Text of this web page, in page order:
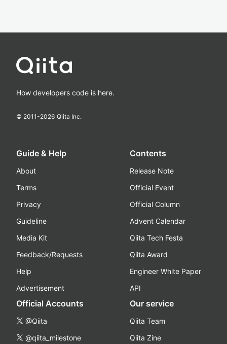
How developers code is here.
© 2011-2026 Qiita Inc.
Guide & Help
About
Terms
Privacy
Guideline
Media Kit
Feedback/Requests
Help
Advertisement
Contents
Release Note
Official Event
Official Column
Advent Calendar
Qiita Tech Festa
Qiita Award
Engineer White Paper
API
Official Accounts
@Qiita
@qiita_milestone
Our service
Qiita Team
Qiita Zine